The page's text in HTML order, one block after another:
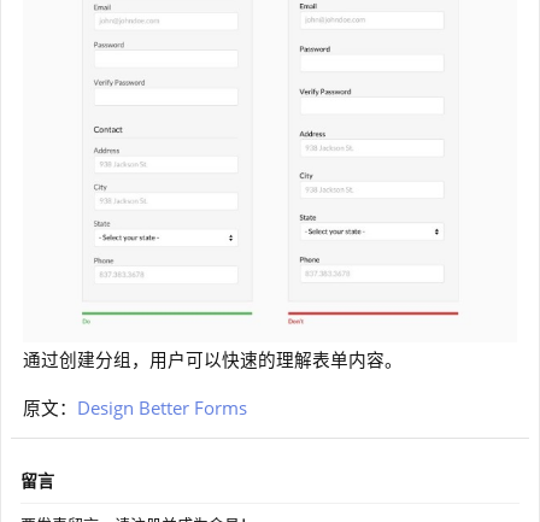
通过创建分组，用户可以快速的理解表单内容。
原文： Design Better Forms
留言